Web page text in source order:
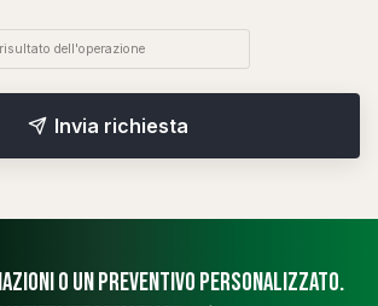
Invia richiesta
o un preventivo personalizzato.